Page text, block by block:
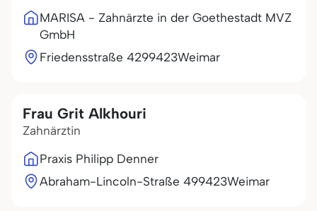
MARISA - Zahnärzte in der Goethestadt MVZ
GmbH
Friedensstraße 4299423Weimar
Frau Grit Alkhouri
Zahnärztin
Praxis Philipp Denner
Abraham-Lincoln-Straße 499423Weimar